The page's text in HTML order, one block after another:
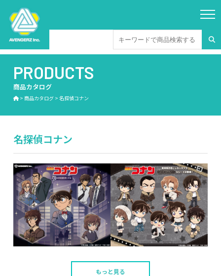
PRODUCTS
商品カタログ
> 商品カタログ> 名探偵コナン
名探偵コナン
もっと見る